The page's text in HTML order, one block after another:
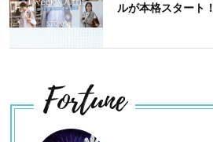
ルが本格スタート！
Fortune